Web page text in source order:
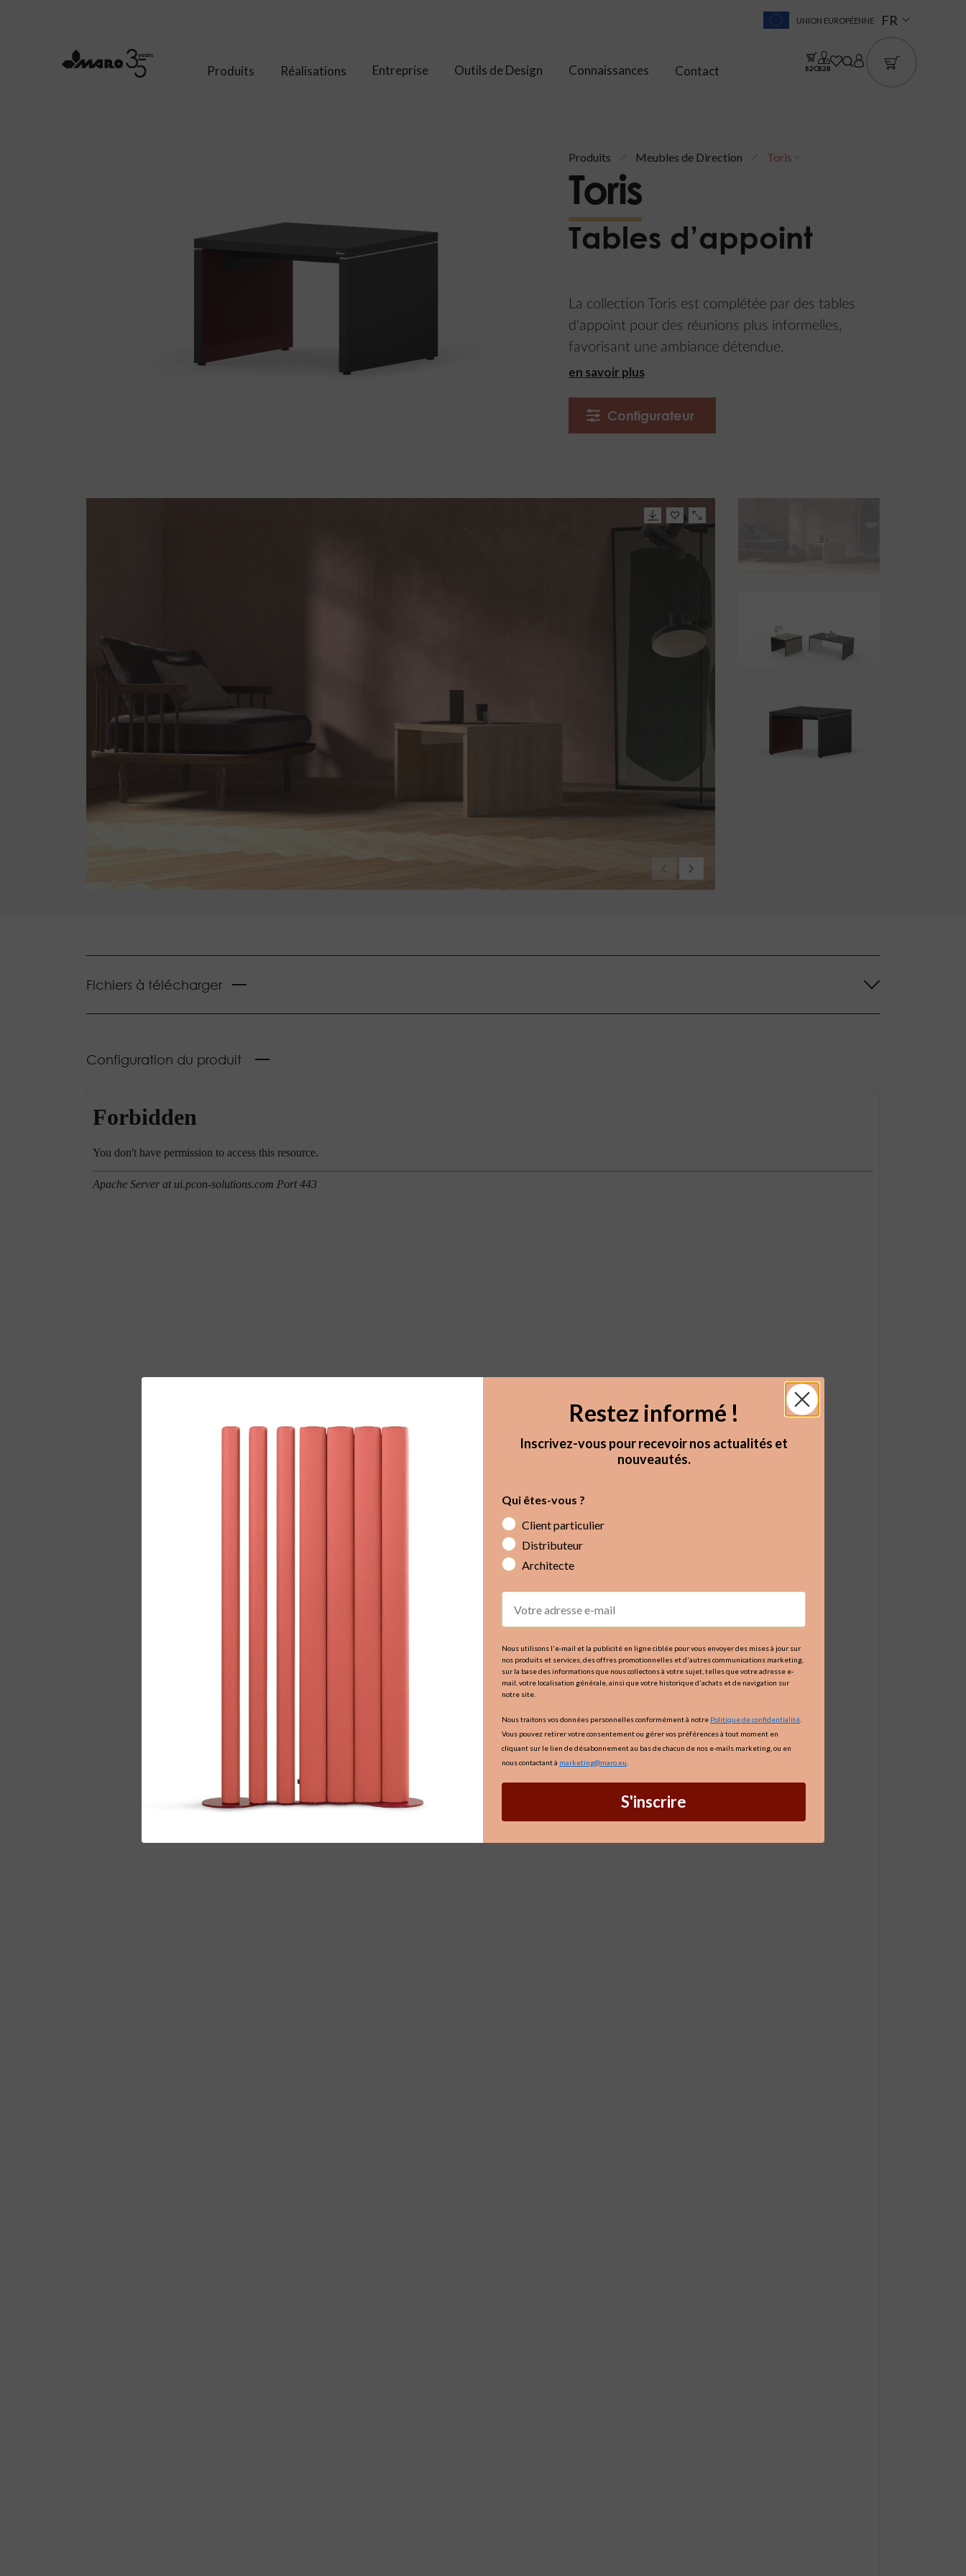
Produits Réalisations Entreprise Outils de Design Connaissances Contact B2CB2B
UNION EUROPÉENNE FR
Produits Meubles de Direction Toris
Toris
Tables d’appoint
La collection Toris est complétée par des tables
d'appoint pour des réunions plus informelles,
favorisant une ambiance détendue.
en savoir plus
Configurateur
Fichiers à télécharger
Configuration du produit
Restez informé !
Inscrivez-vous pour recevoir nos actualités et
nouveautés.
Qui êtes-vous ?
Client particulier
Distributeur
Architecte
Email
Nous utilisons l'e-mail et la publicité en ligne ciblée pour vous envoyer des mises à jour sur
nos produits et services, des offres promotionnelles et d'autres communications marketing,
sur la base des informations que nous collectons à votre sujet, telles que votre adresse e-
mail, votre localisation générale, ainsi que votre historique d'achats et de navigation sur
notre site.
Nous traitons vos données personnelles conformément à notre Politique de confidentialité
Vous pouvez retirer votre consentement ou gérer vos préférences à tout moment en
cliquant sur le lien de désabonnement au bas de chacun de nos e-mails marketing, ou en
nous contactant à marketing@maro.eu
S'inscrire